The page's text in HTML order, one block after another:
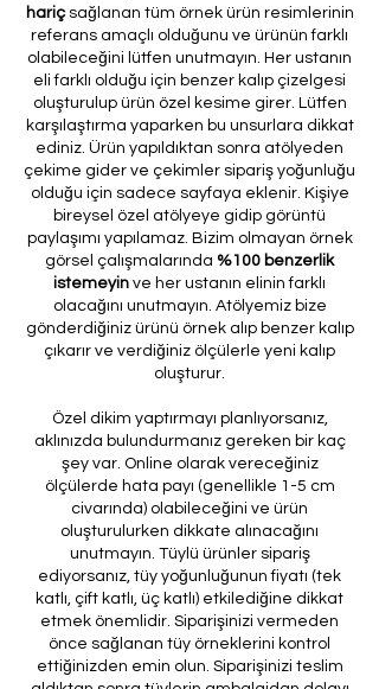
hariçsağlanan tüm örnek ürün resimlerinin
referans amaçlı olduğunu ve ürünün farklı
olabileceğini lütfen unutmayın. Her ustanın
eli farklı olduğu için benzer kalıp çizelgesi
oluşturulup ürün özel kesime girer. Lütfen
karşılaştırma yaparken bu unsurlara dikkat
ediniz. Ürün yapıldıktan sonra atölyeden
çekime gider ve çekimler sipariş yoğunluğu
olduğu için sadece sayfaya eklenir. Kişiye
bireysel özel atölyeye gidip görüntü
paylaşımı yapılamaz. Bizim olmayan örnek
görsel çalışmalarında %100 benzerlik
istemeyin ve her ustanın elinin farklı
olacağını unutmayın. Atölyemiz bize
gönderdiğiniz ürünü örnek alıp benzer kalıp
çıkarır ve verdiğiniz ölçülerle yeni kalıp
oluşturur.
Özel dikim yaptırmayı planlıyorsanız,
aklınızda bulundurmanız gereken bir kaç
şey var. Online olarak vereceğiniz
ölçülerde hata payı (genellikle 1-5 cm
civarında) olabileceğini ve ürün
oluşturulurken dikkate alınacağını
unutmayın. Tüylü ürünler sipariş
ediyorsanız, tüy yoğunluğunun fiyatı (tek
katlı, çift katlı, üç katlı) etkilediğine dikkat
etmek önemlidir. Siparişinizi vermeden
önce sağlanan tüy örneklerini kontrol
ettiğinizden emin olun. Siparişinizi teslim